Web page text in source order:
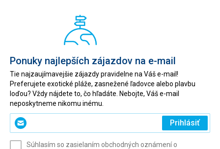
Ponuky najlepších zájazdov na e-mail
Tie najzaujímavejšie zájazdy pravidelne na Váš e-mail!
Preferujete exotické pláže, zasnežené ľadovce alebo plavbu
loďou? Vždy nájdete to, čo hľadáte. Nebojte, Váš e-mail
neposkytneme nikomu inému.
Zadajte
svoj
Prihlásiť
Súhlasím so zasielaním obchodných oznámení o